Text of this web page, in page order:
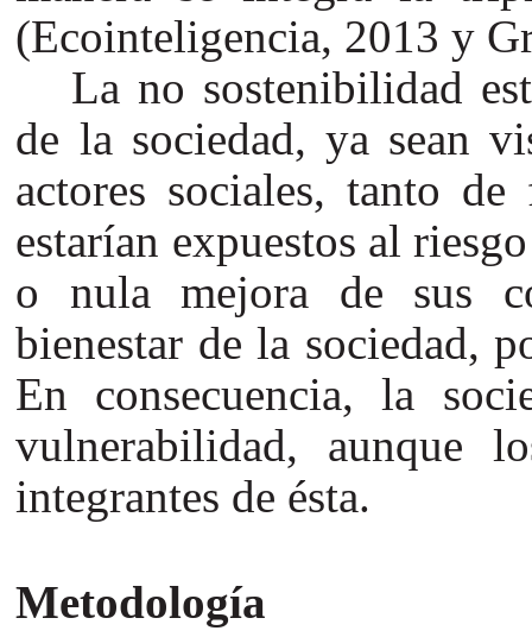
(Ecointeligencia, 2013 y
La no sostenibilidad
de la sociedad, ya sean
actores sociales, tanto
estarían expuestos al
o nula mejora de sus
bienestar de la sociedad,
En consecuencia, la
vulnerabilidad, aunque
integrantes de ésta.
Metodología